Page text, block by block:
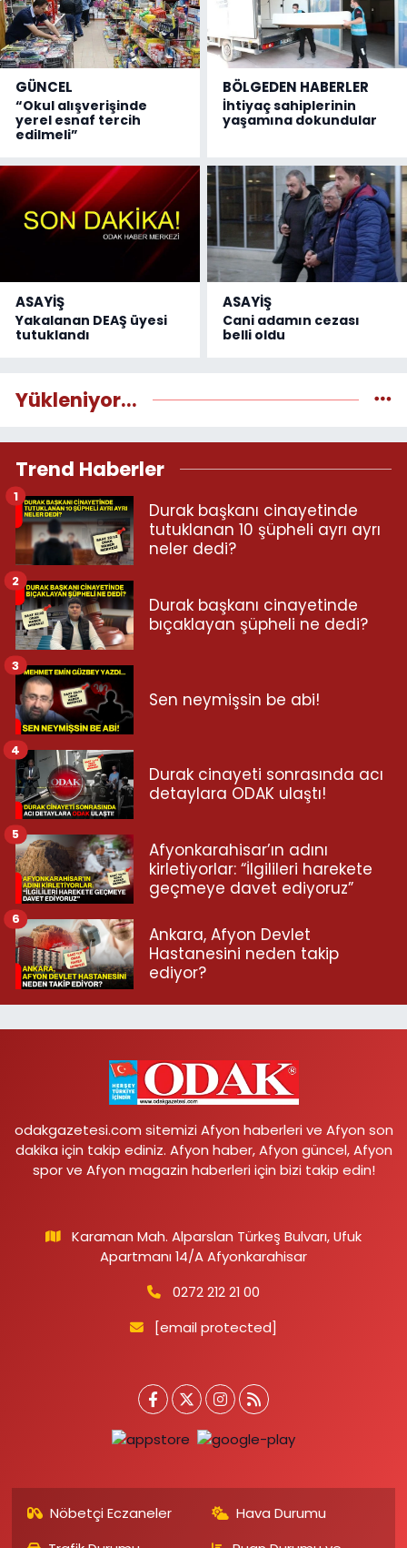
GÜNCEL
“Okul alışverişinde
yerel esnaf tercih
edilmeli”
BÖLGEDEN HABERLER
İhtiyaç sahiplerinin
yaşamına dokundular
ASAYİŞ
Yakalanan DEAŞ üyesi
tutuklandı
ASAYİŞ
Cani adamın cezası
belli oldu
Yükleniyor...
Trend Haberler
Durak başkanı cinayetinde
tutuklanan 10 şüpheli ayrı ayrı
neler dedi?
1
Durak başkanı cinayetinde
bıçaklayan şüpheli ne dedi?
2
Sen neymişsin be abi!
3
Durak cinayeti sonrasında acı
detaylara ODAK ulaştı!
4
Afyonkarahisar’ın adını
kirletiyorlar: “İlgilileri harekete
geçmeye davet ediyoruz”
5
Ankara, Afyon Devlet
Hastanesini neden takip
ediyor?
6
odakgazetesi.com sitemizi Afyon haberleri ve Afyon son
dakika için takip ediniz. Afyon haber, Afyon güncel, Afyon
spor ve Afyon magazin haberleri için bizi takip edin!
Karaman Mah. Alparslan Türkeş Bulvarı, Ufuk
Apartmanı 14/A Afyonkarahisar
0272 212 21 00
[email protected]
Nöbetçi Eczaneler
Hava Durumu